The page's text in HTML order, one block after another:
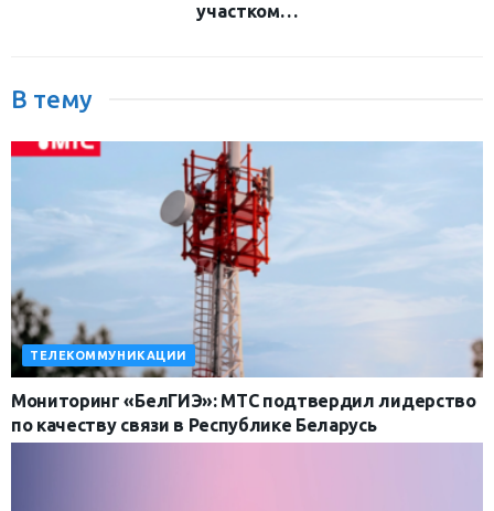
участком…
В тему
ТЕЛЕКОММУНИКАЦИИ
Мониторинг «БелГИЭ»: МТС подтвердил лидерство
по качеству связи в Республике Беларусь